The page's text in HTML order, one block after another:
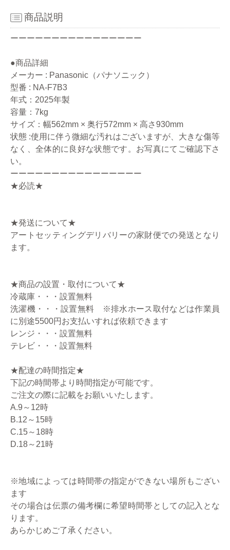
商品説明
ーーーーーーーーーーーーーーーー
●商品詳細
メーカー : Panasonic（パナソニック）
型番 : NA-F7B3
年式：2025年製
容量：7kg
サイズ：幅562mm × 奥行572mm × 高さ930mm
状態 :使用に伴う微細な汚れはございますが、大きな傷等
なく、全体的に良好な状態です。お写真にてご確認下さ
い。
ーーーーーーーーーーーーーーーー
★必読★
★発送について★
アートセッティングデリバリーの家財便での発送となり
ます。
★商品の設置・取付について★
冷蔵庫・・・設置無料
洗濯機・・・設置無料 ※排水ホース取付などは作業員
に別途5500円お支払いすれば依頼できます
レンジ・・・設置無料
テレビ・・・設置無料
★配達の時間指定★
下記の時間帯より時間指定が可能です。
ご注文の際に記載をお願いいたします。
A.9～12時
B.12～15時
C.15～18時
D.18～21時
※地域によっては時間帯の指定ができない場所もござい
ます
その場合は伝票の備考欄に希望時間帯としての記入とな
ります。
あらかじめご了承ください。